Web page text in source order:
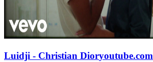
Luidji - Christian Dioryoutube.com